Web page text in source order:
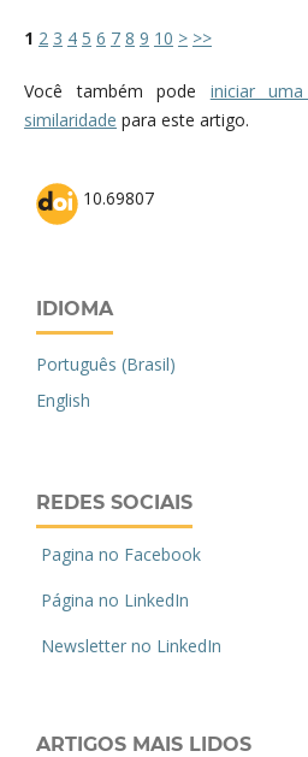
1 2 3 4 5 6 7 8 9 10 > >>
Você também pode iniciar
similaridade para este artigo.
10.69807
IDIOMA
Português (Brasil)
English
REDES SOCIAIS
Pagina no Facebook
Página no LinkedIn
Newsletter no LinkedIn
ARTIGOS MAIS LIDOS